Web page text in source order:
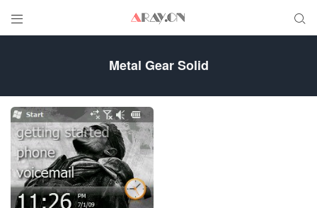
 
Metal Gear Solid